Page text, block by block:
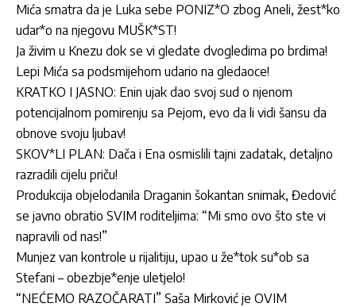
Mića smatra da je Luka sebe PONIZ*O zbog Aneli, žest*ko
udar*o na njegovu MUŠK*ST!
Ja živim u Knezu dok se vi gledate dvogledima po brdima!
Lepi Mića sa podsmijehom udario na gledaoce!
KRATKO I JASNO: Enin ujak dao svoj sud o njenom
potencijalnom pomirenju sa Pejom, evo da li vidi šansu da
obnove svoju ljubav!
SKOV*LI PLAN: Dača i Ena osmislili tajni zadatak, detaljno
razradili cijelu priču!
Produkcija objelodanila Draganin šokantan snimak, Đedović
se javno obratio SVIM roditeljima: “Mi smo ovo što ste vi
napravili od nas!”
Munjez van kontrole u rijalitiju, upao u že*tok su*ob sa
Stefani – obezbje*enje uletjelo!
“NEĆEMO RAZOČARATI” Saša Mirković je OVIM